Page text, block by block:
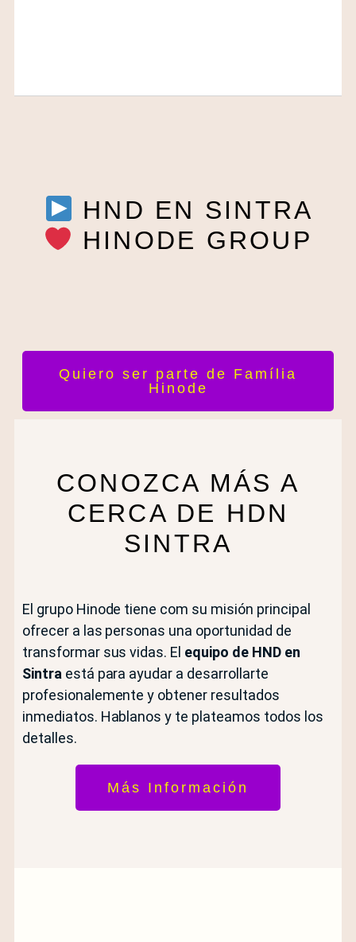
HND EN SINTRA
HINODE GROUP
Quiero ser parte de Família
Hinode
CONOZCA MÁS A
CERCA DE HDN
SINTRA
El grupo Hinode tiene com su misión principal
ofrecer a las personas una oportunidad de
transformar sus vidas. El equipo de HND en
Sintraestá para ayudar a desarrollarte
profesionalemente y obtener resultados
inmediatos. Hablanos y te plateamos todos los
detalles.
Más Información